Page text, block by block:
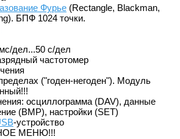
Фурье (Rectangle, Blackman,
БПФ 1024 точки.
дел...50 с/дел
частотомер
("годен-негоден"). Модуль
осциллограмма (DAV), данные
(BMP), настройки (SET)
-устройство
МЕНЮ!!!